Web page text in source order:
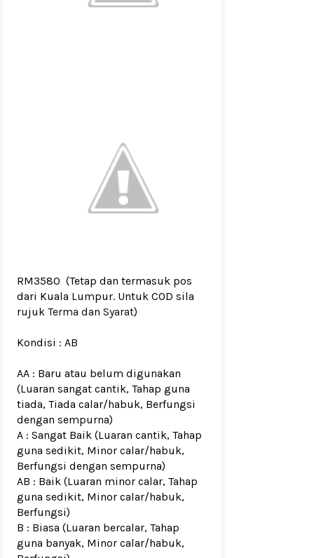
RM3580 (Tetap dan termasuk pos
dari Kuala Lumpur. Untuk COD sila
rujuk Terma dan Syarat)
Kondisi : AB
AA : Baru atau belum digunakan
(Luaran sangat cantik, Tahap guna
tiada, Tiada calar/habuk, Berfungsi
dengan sempurna)
A : Sangat Baik (Luaran cantik, Tahap
guna sedikit, Minor calar/habuk,
Berfungsi dengan sempurna)
AB : Baik (Luaran minor calar, Tahap
guna sedikit, Minor calar/habuk,
Berfungsi)
B : Biasa (Luaran bercalar, Tahap
guna banyak, Minor calar/habuk,